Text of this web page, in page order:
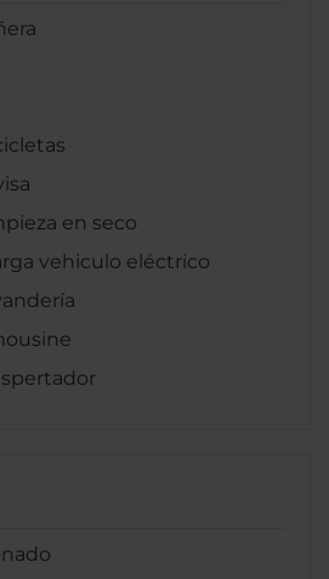
en seco
vehiculo eléctrico